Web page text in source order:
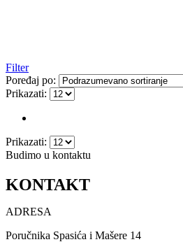
Filter
Poređaj po:
Prikazati:
Prikazati:
Budimo u kontaktu
KONTAKT
ADRESA
Poručnika Spasića i Mašere 14